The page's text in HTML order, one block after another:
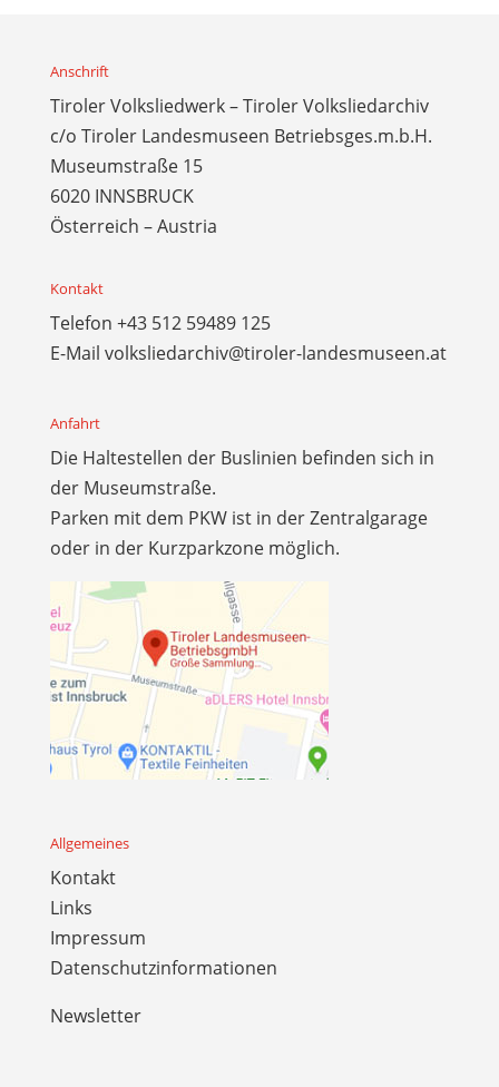
Anschrift
Tiroler Volksliedwerk – Tiroler Volksliedarchiv
c/o Tiroler Landesmuseen Betriebsges.m.b.H.
Museumstraße 15
6020 INNSBRUCK
Österreich – Austria
Kontakt
Telefon +43 512 59489 125
E-Mail volksliedarchiv@tiroler-landesmuseen.at
Anfahrt
Die Haltestellen der Buslinien befinden sich in
der Museumstraße.
Parken mit dem PKW ist in der Zentralgarage
oder in der Kurzparkzone möglich.
Allgemeines
Kontakt
Links
Impressum
Datenschutzinformationen
Newsletter